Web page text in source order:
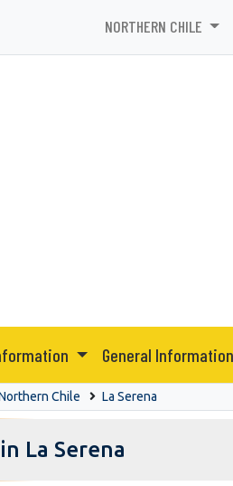
NORTHERN CHILE
General Information
Chile La Serena
La Serena